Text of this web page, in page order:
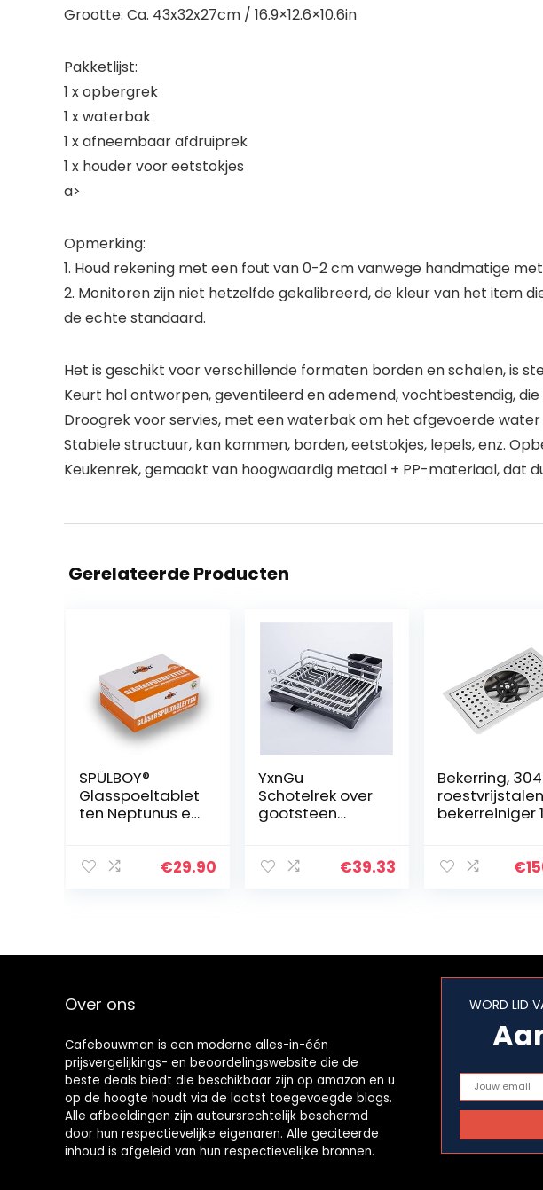
Grootte: Ca. 43x32x27cm / 16.9×12.6×10.6in
Pakketlijst:
1 x opbergrek
1 x waterbak
1 x afneembaar afdruiprek
1 x houder voor eetstokjes
a>
Opmerking:
1. Houd rekening met een fout van 0-2 cm vanwege handmatige
2. Monitoren zijn niet hetzelfde gekalibreerd, de kleur van het item
de echte standaard.
Het is geschikt voor verschillende formaten borden en schalen, is
Keurt hol ontworpen, geventileerd en ademend, vochtbestendig,
Droogrek voor servies, met een waterbak om het afgevoerde
Stabiele structuur, kan kommen, borden, eetstokjes, lepels, enz.
Keukenrek, gemaakt van hoogwaardig metaal + PP-materiaal, dat
Gerelateerde Producten
SPÜLBOY®
Glasspoeltablet
ten Neptunus en
toepassingen)
€29.90
YxnGu
Schotelrek over
gootsteen
gootsteen
afdruipplaat…
€39.33
Bekerring, 304
roestvrijstalen
bekerreiniger
€
Over ons
Cafebouwman is een moderne alles-in-één
prijsvergelijkings- en beoordelingswebsite die de
beste deals biedt die beschikbaar zijn op amazon en u
op de hoogte houdt via de laatst toegevoegde blogs.
Alle afbeeldingen zijn auteursrechtelijk beschermd
door hun respectievelijke eigenaren. Alle geciteerde
inhoud is afgeleid van hun respectievelijke bronnen.
WORD LID